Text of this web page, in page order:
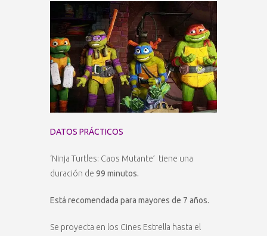
DATOS PRÁCTICOS
‘Ninja Turtles: Caos Mutante’ tiene una
duración de 99 minutos.
Está recomendada para mayores de 7 años.
Se proyecta en los Cines Estrella hasta el